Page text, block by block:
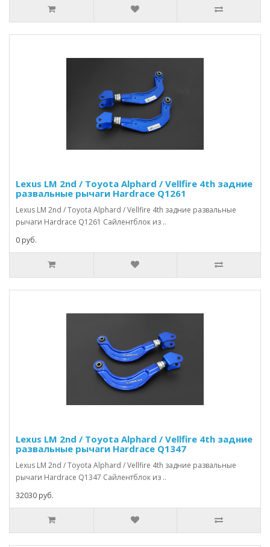
Lexus LM 2nd / Toyota Alphard / Vellfire 4th задние
развальные рычаги Hardrace Q1261
Lexus LM 2nd / Toyota Alphard / Vellfire 4th задние развальные
рычаги Hardrace Q1261 Сайлентблок из ..
0 руб.
Lexus LM 2nd / Toyota Alphard / Vellfire 4th задние
развальные рычаги Hardrace Q1347
Lexus LM 2nd / Toyota Alphard / Vellfire 4th задние развальные
рычаги Hardrace Q1347 Сайлентблок из ..
32030 руб.